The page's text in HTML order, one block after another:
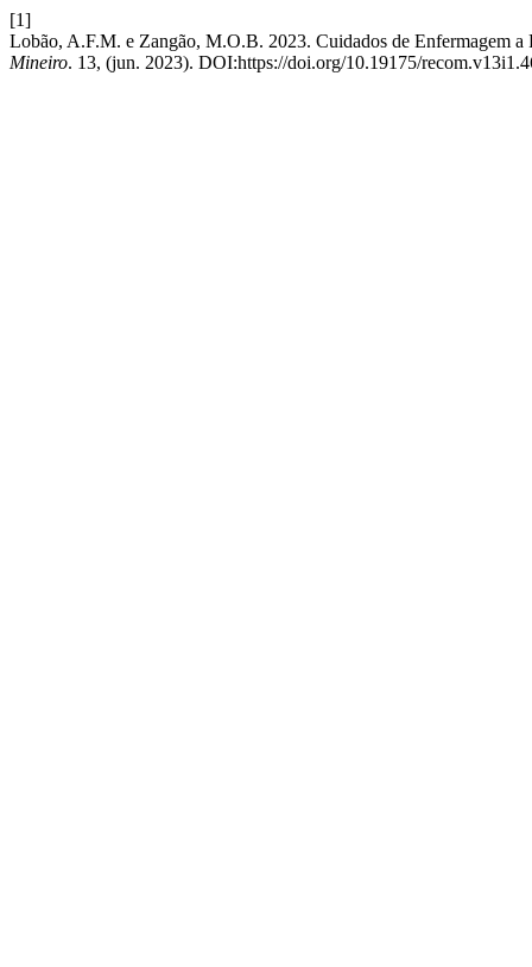
[1]
Lobão, A.F.M. e Zangão, M.O.B. 2023. Cuidados de Enfermagem a
Mineiro. 13, (jun. 2023). DOI:https://doi.org/10.19175/